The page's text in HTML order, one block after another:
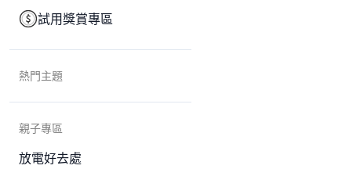
試用獎賞專區
熱門主題
親子專區
放電好去處